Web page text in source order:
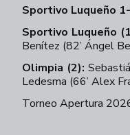
Sportivo Luqueño
Sportivo Luqueño
Benítez (82’ Ángel
Olimpia (2):
Ledesma (66’ Alex
Torneo Apertura